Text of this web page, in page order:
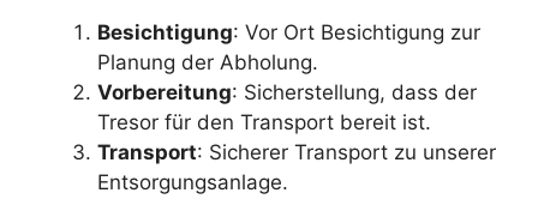
Besichtigung: Vor Ort Besichtigung zur
Planung der Abholung.
Vorbereitung: Sicherstellung, dass der
Tresor für den Transport bereit ist.
Transport: Sicherer Transport zu unserer
Entsorgungsanlage.